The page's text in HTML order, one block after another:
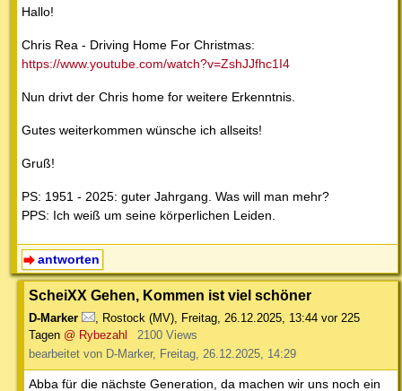
Hallo!
Chris Rea - Driving Home For Christmas:
https://www.youtube.com/watch?v=ZshJJfhc1I4
Nun drivt der Chris home for weitere Erkenntnis.
Gutes weiterkommen wünsche ich allseits!
Gruß!
PS: 1951 - 2025: guter Jahrgang. Was will man mehr?
PPS: Ich weiß um seine körperlichen Leiden.
antworten
ScheiXX Gehen, Kommen ist viel schöner
D-Marker Rostock (MV) Freitag, 26.12.2025, 13:44 vor 225
Tagen @ Rybezahl
2100 Views
bearbeitet von D-Marker, Freitag, 26.12.2025, 14:29
Abba für die nächste Generation, da machen wir uns noch ein